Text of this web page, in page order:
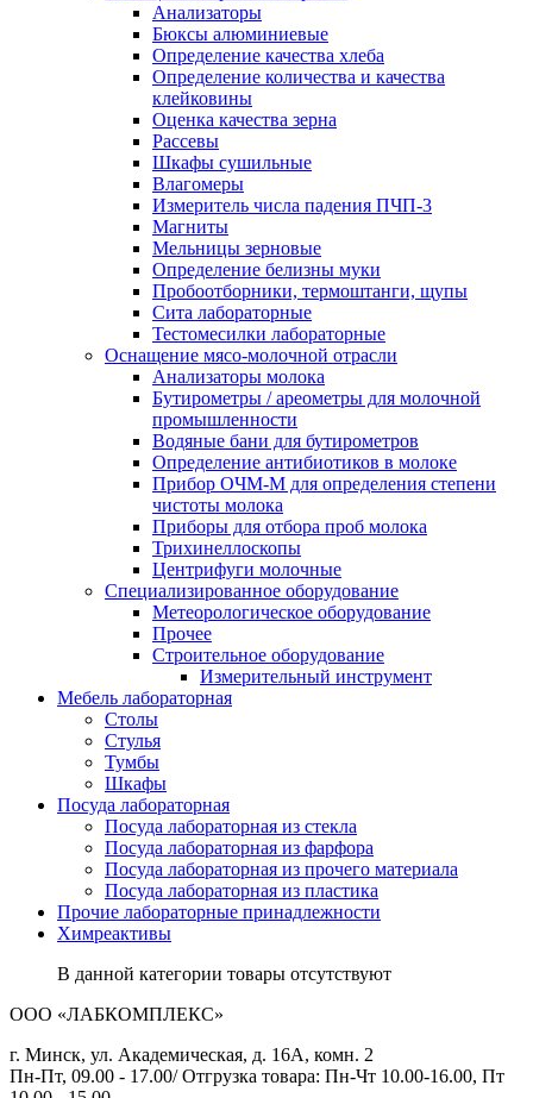
Анализаторы
Бюксы алюминиевые
Определение качества хлеба
Определение количества и качества
клейковины
Оценка качества зерна
Рассевы
Шкафы сушильные
Влагомеры
Измеритель числа падения ПЧП-3
Магниты
Мельницы зерновые
Определение белизны муки
Пробоотборники, термоштанги, щупы
Сита лабораторные
Тестомесилки лабораторные
Оснащение мясо-молочной отрасли
Анализаторы молока
Бутирометры / ареометры для молочной
промышленности
Водяные бани для бутирометров
Определение антибиотиков в молоке
Прибор ОЧМ-М для определения степени
чистоты молока
Приборы для отбора проб молока
Трихинеллоскопы
Центрифуги молочные
Специализированное оборудование
Метеорологическое оборудование
Прочее
Строительное оборудование
Измерительный инструмент
Мебель лабораторная
Столы
Стулья
Тумбы
Шкафы
Посуда лабораторная
Посуда лабораторная из стекла
Посуда лабораторная из фарфора
Посуда лабораторная из прочего материала
Посуда лабораторная из пластика
Прочие лабораторные принадлежности
Химреактивы
В данной категории товары отсутствуют
ООО «ЛАБКОМПЛЕКС»
г. Минск, ул. Академическая, д. 16А, комн. 2
Пн-Пт, 09.00 - 17.00/ Отгрузка товара: Пн-Чт 10.00-16.00, Пт